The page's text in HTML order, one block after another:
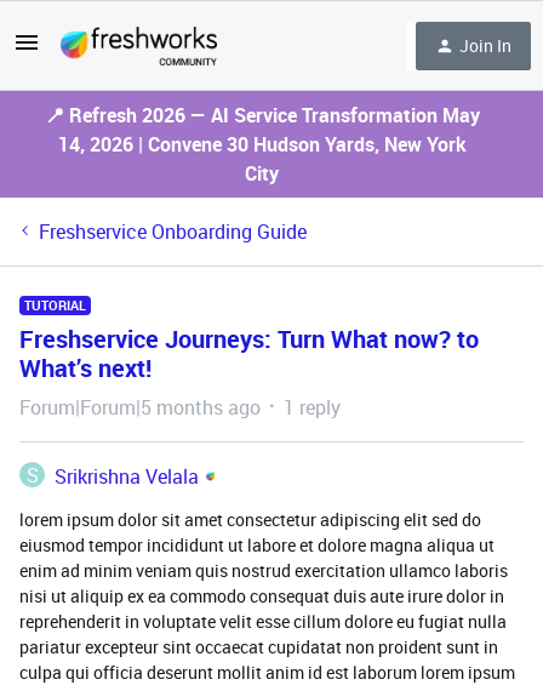
Join In
📍 Refresh 2026 — AI Service Transformation May
14, 2026 | Convene 30 Hudson Yards, New York
City
Freshservice Onboarding Guide
TUTORIAL
Freshservice Journeys: Turn What now? to
What’s next!
Forum|Forum|5 months ago 1 reply
S Srikrishna Velala
lorem ipsum dolor sit amet consectetur adipiscing elit sed do
eiusmod tempor incididunt ut labore et dolore magna aliqua ut
enim ad minim veniam quis nostrud exercitation ullamco laboris
nisi ut aliquip ex ea commodo consequat duis aute irure dolor in
reprehenderit in voluptate velit esse cillum dolore eu fugiat nulla
pariatur excepteur sint occaecat cupidatat non proident sunt in
culpa qui officia deserunt mollit anim id est laborum lorem ipsum